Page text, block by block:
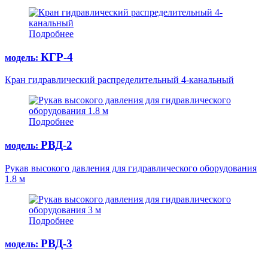
Подробнее
модель: КГР-4
Кран гидравлический распределительный 4-канальный
Подробнее
модель: РВД-2
Рукав высокого давления для гидравлического оборудования
1.8 м
Подробнее
модель: РВД-3